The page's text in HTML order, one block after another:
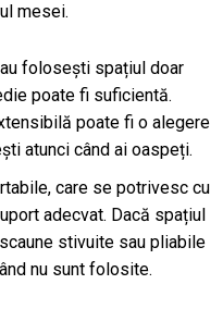
mesei.
folosești spațiul doar
poate fi suficientă.
poate fi o alegere
atunci când ai oaspeți.
care se potrivesc cu
adecvat. Dacă spațiul
stivuite sau pliabile
nu sunt folosite.